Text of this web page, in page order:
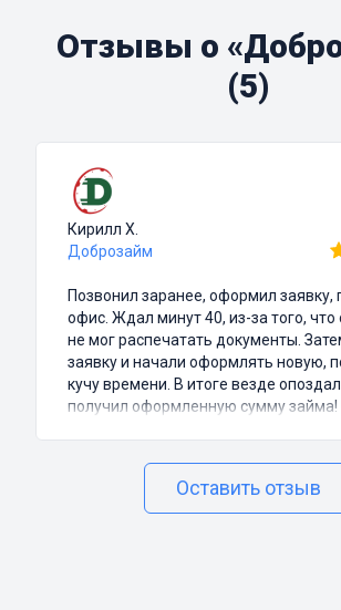
Отзывы о
(5)
Кирилл Х.
Доброзайм
Позвонил заранее, оформил заявку,
офис. Ждал минут 40, из-за того, что
не мог распечатать документы.
заявку и начали оформлять новую,
кучу времени. В итоге везде
получил оформленную сумму займа!
Оставить отзыв